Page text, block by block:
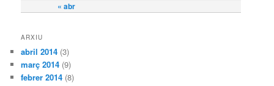
« abr
ARXIU
abril 2014 (3)
març 2014 (9)
febrer 2014 (8)